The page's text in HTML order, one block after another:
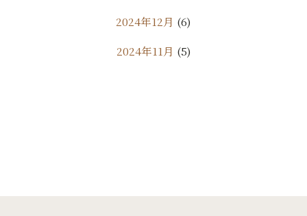
2024年12月 (6)
2024年11月 (5)
2024年6月(18)